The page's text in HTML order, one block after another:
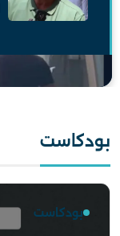
بودكاست
بودكاست